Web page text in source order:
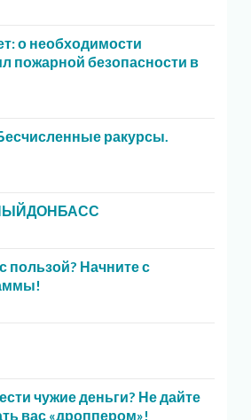
о необходимости
пожарной безопасности в
ракурсы.
пользой? Начните с
чужие деньги? Не дайте
вас «дроппером»!